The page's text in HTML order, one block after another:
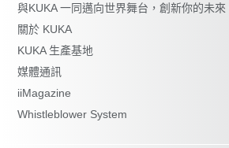
與KUKA 一同邁向世界舞台，創新你的未來
關於 KUKA
KUKA 生產基地
媒體通訊
iiMagazine
Whistleblower System